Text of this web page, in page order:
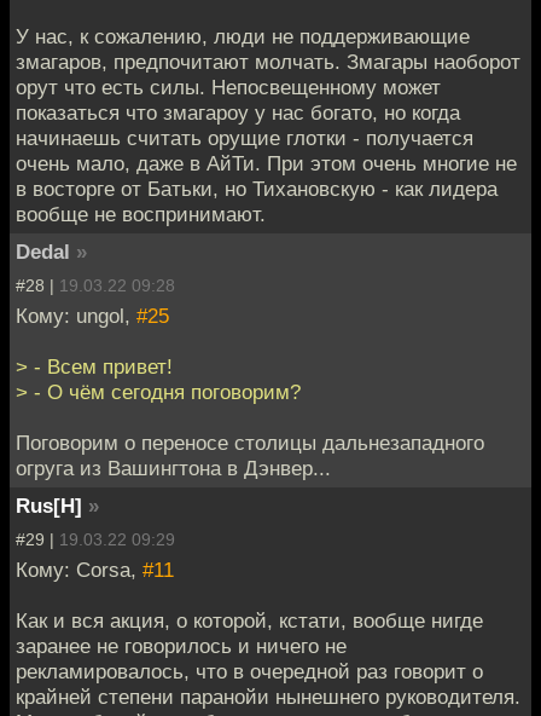
У нас, к сожалению, люди не поддерживающие
змагаров, предпочитают молчать. Змагары наоборот
орут что есть силы. Непосвещенному может
показаться что змагароу у нас богато, но когда
начинаешь считать орущие глотки - получается
очень мало, даже в АйТи. При этом очень многие не
в восторге от Батьки, но Тихановскую - как лидера
вообще не воспринимают.
Dedal »
#28 | 19.03.22 09:28
Кому: ungol, #25
> - Всем привет!
> - О чём сегодня поговорим?
Поговорим о переносе столицы дальнезападного
огруга из Вашингтона в Дэнвер...
Rus[H] »
#29 | 19.03.22 09:29
Кому: Corsa, #11
Как и вся акция, о которой, кстати, вообще нигде
заранее не говорилось и ничего не
рекламировалось, что в очередной раз говорит о
крайней степени паранойи нынешнего руководителя.